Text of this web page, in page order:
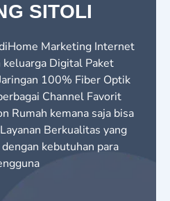
SITOLI
Marketing Internet
keluarga Digital Paket
100% Fiber Optik
Channel Favorit
Rumah kemana saja bisa
Berkualitas yang
kebutuhan para